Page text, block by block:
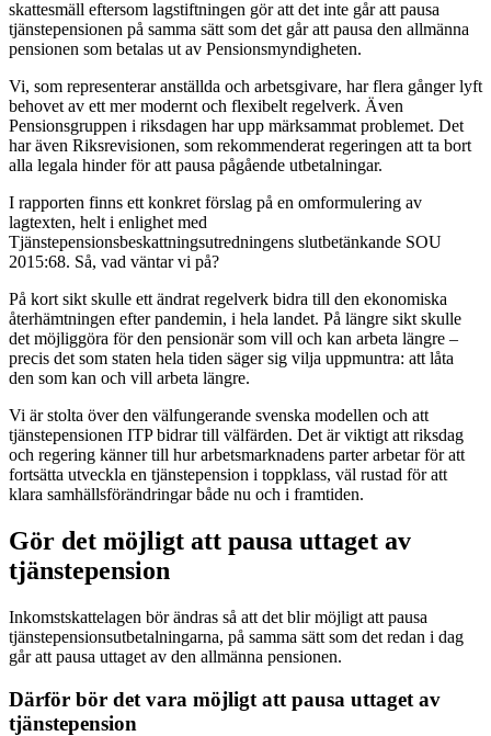
skattesmäll eftersom lagstiftningen gör att det inte går att pausa
tjänstepensionen på samma sätt som det går att pausa den allmänna
pensionen som betalas ut av Pensionsmyndigheten.
Vi, som representerar anställda och arbetsgivare, har flera gånger lyft
behovet av ett mer modernt och flexibelt regelverk. Även
Pensionsgruppen i riksdagen har upp märksammat problemet. Det
har även Riksrevisionen, som rekommenderat regeringen att ta bort
alla legala hinder för att pausa pågående utbetalningar.
I rapporten finns ett konkret förslag på en omformulering av
lagtexten, helt i enlighet med
Tjänstepensionsbeskattningsutredningens slutbetänkande SOU
2015:68. Så, vad väntar vi på?
På kort sikt skulle ett ändrat regelverk bidra till den ekonomiska
återhämtningen efter pandemin, i hela landet. På längre sikt skulle
det möjliggöra för den pensionär som vill och kan arbeta längre –
precis det som staten hela tiden säger sig vilja uppmuntra: att låta
den som kan och vill arbeta längre.
Vi är stolta över den välfungerande svenska modellen och att
tjänstepensionen ITP bidrar till välfärden. Det är viktigt att riksdag
och regering känner till hur arbetsmarknadens parter arbetar för att
fortsätta utveckla en tjänstepension i toppklass, väl rustad för att
klara samhällsförändringar både nu och i framtiden.
Gör det möjligt att pausa uttaget av
tjänstepension
Inkomstskattelagen bör ändras så att det blir möjligt att pausa
tjänstepensionsutbetalningarna, på samma sätt som det redan i dag
går att pausa uttaget av den allmänna pensionen.
Därför bör det vara möjligt att pausa uttaget av
tjänstepension